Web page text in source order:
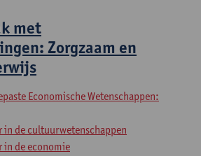
met
Zorgzaam en
Economische Wetenschappen:
in de cultuurwetenschappen
in de economie